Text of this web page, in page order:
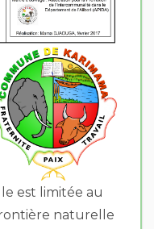
est limitée au
naturelle